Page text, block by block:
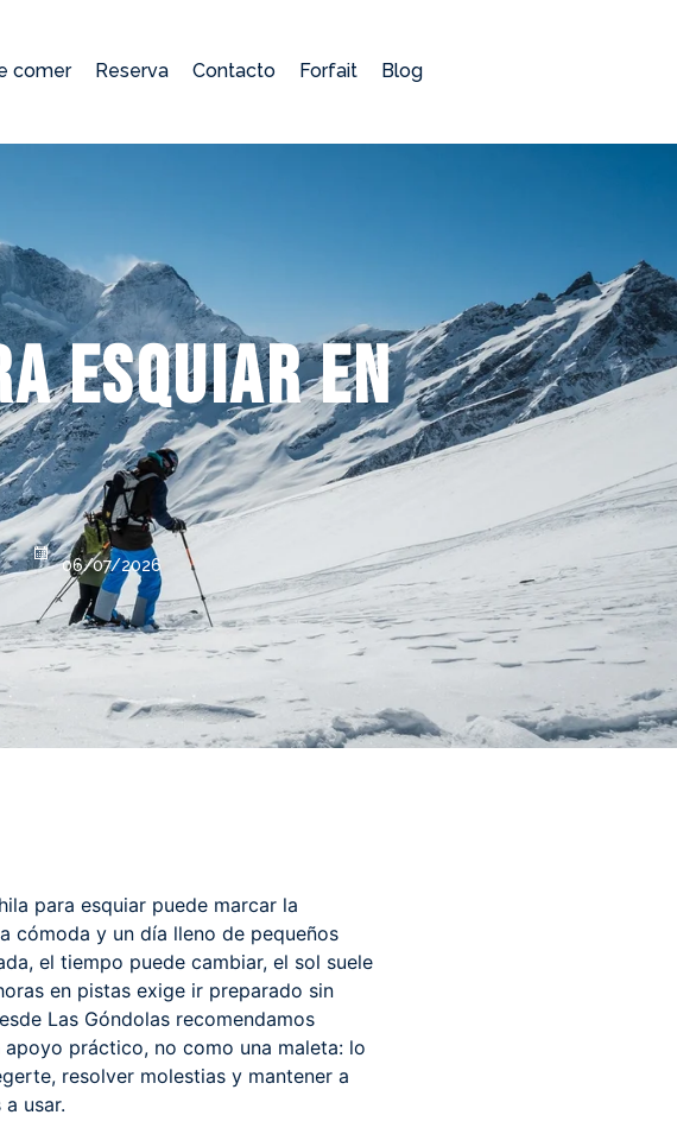
comer Reserva Contacto Forfait Blog
esquiar en
06/07/2026
para esquiar puede marcar la
cómoda y un día lleno de pequeños
el tiempo puede cambiar, el sol suele
en pistas exige ir preparado sin
Las Góndolas recomendamos
práctico, no como una maleta: lo
resolver molestias y mantener a
usar.